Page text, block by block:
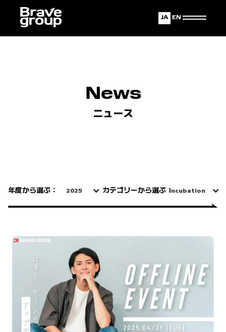
English
Japanese
News
ニュース
年度から選ぶ： 2025 カテゴリーから選ぶ：Incubation